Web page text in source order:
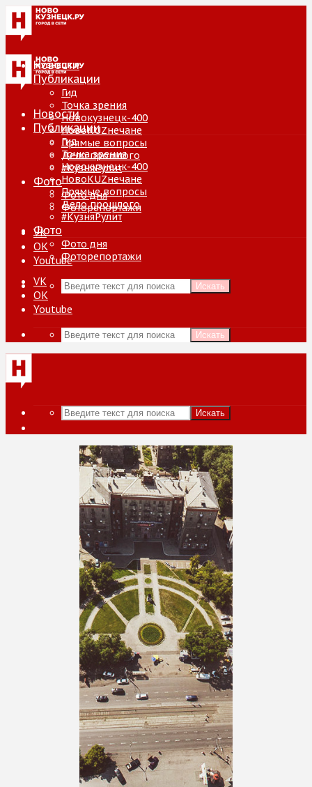
Новости
Публикации
Гид
Точка зрения
Новокузнецк-400
НовоKUZнечане
Прямые вопросы
Дело прошлого
#КузняРулит
Фото
Фото дня
Фоторепортажи
VK
ОК
Youtube
Искать
Новости
Публикации
Гид
Точка зрения
Новокузнецк-400
НовоKUZнечане
Прямые вопросы
Дело прошлого
#КузняРулит
Фото
Фото дня
Фоторепортажи
VK
ОК
Youtube
Искать
Искать